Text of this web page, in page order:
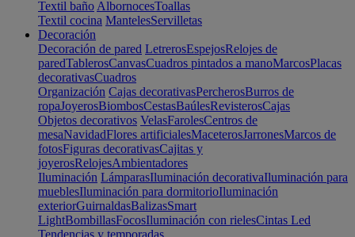
Textil baño AlbornocesToallas
Textil cocina MantelesServilletas
Decoración
Decoración de pared LetrerosEspejosRelojes de
paredTablerosCanvasCuadros pintados a manoMarcosPlacas
decorativasCuadros
Organización Cajas decorativasPercherosBurros de
ropaJoyerosBiombosCestasBaúlesRevisterosCajas
Objetos decorativos VelasFarolesCentros de
mesaNavidadFlores artificialesMaceterosJarronesMarcos de
fotosFiguras decorativasCajitas y
joyerosRelojesAmbientadores
Iluminación LámparasIluminación decorativaIluminación para
mueblesIluminación para dormitorioIluminación
exteriorGuirnaldasBalizasSmart
LightBombillasFocosIluminación con rielesCintas Led
Tendencias y temporadas